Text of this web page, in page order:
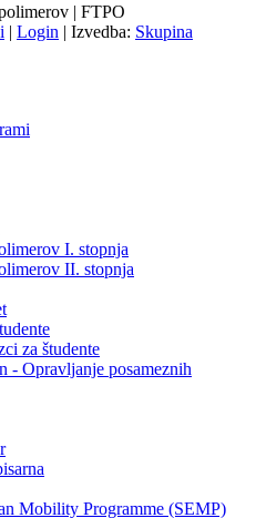
| FTPO
| Login | Izvedba: Skupina
I. stopnja
II. stopnja
za študente
- Opravljanje posameznih
Mobility Programme (SEMP)